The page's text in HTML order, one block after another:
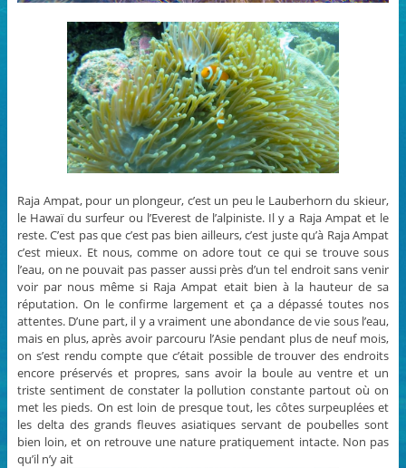
Raja Ampat, pour un plongeur, c’est un peu le Lauberhorn du skieur,
le Hawaï du surfeur ou l’Everest de l’alpiniste. Il y a Raja Ampat et le
reste. C’est pas que c’est pas bien ailleurs, c’est juste qu’à Raja Ampat
c’est mieux. Et nous, comme on adore tout ce qui se trouve sous
l’eau, on ne pouvait pas passer aussi près d’un tel endroit sans venir
voir par nous même si Raja Ampat etait bien à la hauteur de sa
réputation. On le confirme largement et ça a dépassé toutes nos
attentes. D’une part, il y a vraiment une abondance de vie sous l’eau,
mais en plus, après avoir parcouru l’Asie pendant plus de neuf mois,
on s’est rendu compte que c’était possible de trouver des endroits
encore préservés et propres, sans avoir la boule au ventre et un
triste sentiment de constater la pollution constante partout où on
met les pieds. On est loin de presque tout, les côtes surpeuplées et
les delta des grands fleuves asiatiques servant de poubelles sont
bien loin, et on retrouve une nature pratiquement intacte. Non pas
qu’il n’y ait